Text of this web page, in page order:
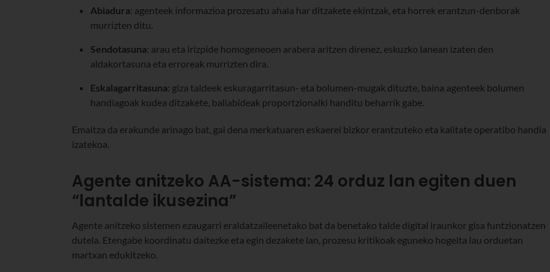
Abiadura: agenteek informazioa prozesatu ahala har ditzakete ekintzak, eta horrek erantzun-denborak
murrizten ditu.
Sendotasuna: arau eta irizpide homogeneoen arabera aritzen direnez, eskuzko lanean izaten den
aldakortasuna eta erroreak murrizten dira.
Eskalagarritasuna: giza taldeek eskuragarritasun- eta bolumen-mugak dituzte, baina agenteek bolumen
handiagoak kudea ditzakete, baliabideak proportzionalki handitu beharrik gabe.
Emaitza da erakunde arinago bat, gai dena merkatuaren eskaerei bizkor erantzuteko eta kalitate operatibo handia
izatekoa.
Agente anitzeko AA-sistema: 24 orduz lan egiten duen
“lantalde ikusezina”
Agente anitzeko sistemen ezaugarri eraldatzaileenetako bat da benetako talde digital iraunkor gisa funtzionatzen
dutela. Etengabe koordinatu daitezke eta egin dezakete lan, prozesu kritikoak eguneko hogeita lau orduetan
martxan edukitzeko.